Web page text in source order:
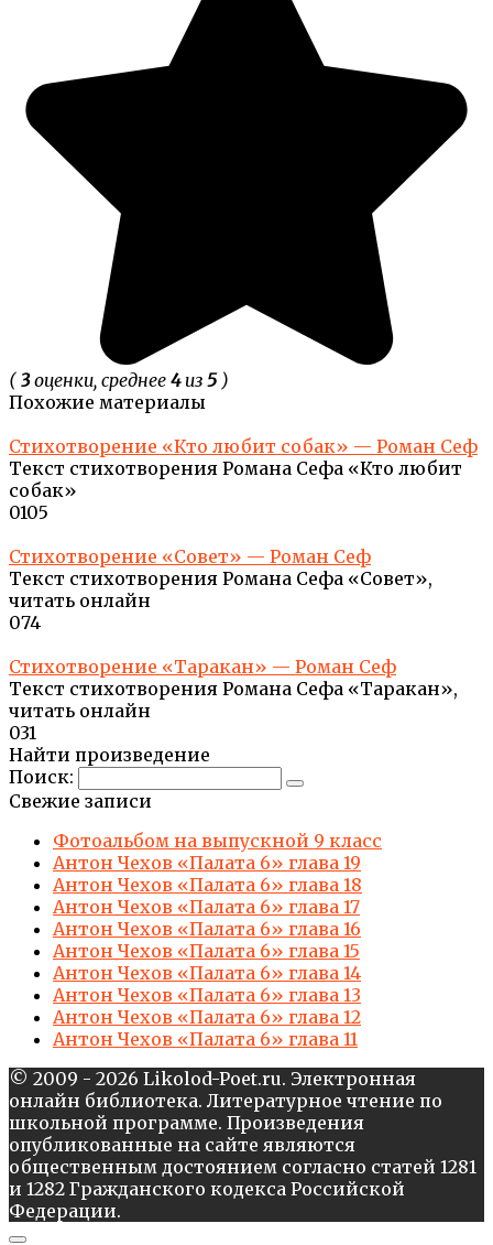
( 3оценки, среднее 4из 5)
Похожие материалы
Стихотворение «Кто любит собак» — Роман Сеф
Текст стихотворения Романа Сефа «Кто любит
собак»
0105
Стихотворение «Совет» — Роман Сеф
Текст стихотворения Романа Сефа «Совет»,
читать онлайн
074
Стихотворение «Таракан» — Роман Сеф
Текст стихотворения Романа Сефа «Таракан»,
читать онлайн
031
Найти произведение
Поиск:
Свежие записи
Фотоальбом на выпускной 9 класс
Антон Чехов «Палата 6» глава 19
Антон Чехов «Палата 6» глава 18
Антон Чехов «Палата 6» глава 17
Антон Чехов «Палата 6» глава 16
Антон Чехов «Палата 6» глава 15
Антон Чехов «Палата 6» глава 14
Антон Чехов «Палата 6» глава 13
Антон Чехов «Палата 6» глава 12
Антон Чехов «Палата 6» глава 11
© 2009 - 2026 Likolod-Poet.ru. Электронная
онлайн библиотека. Литературное чтение по
школьной программе. Произведения
опубликованные на сайте являются
общественным достоянием согласно статей 1281
и 1282 Гражданского кодекса Российской
Федерации.